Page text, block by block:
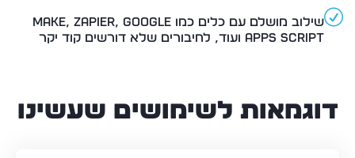
שילוב מושלם עם כלים כמו Make, Zapier, Google
Apps Script ועוד, לחיבורים שלא דורשים קוד יקר
דוגמאות לשימושים שעשינו